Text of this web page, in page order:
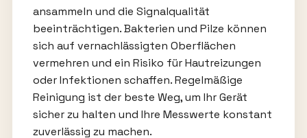
ansammeln und die Signalqualität
beeinträchtigen. Bakterien und Pilze können
sich auf vernachlässigten Oberflächen
vermehren und ein Risiko für Hautreizungen
oder Infektionen schaffen. Regelmäßige
Reinigung ist der beste Weg, um Ihr Gerät
sicher zu halten und Ihre Messwerte konstant
zuverlässig zu machen.